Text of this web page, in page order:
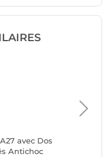
avec Dos
Antichoc